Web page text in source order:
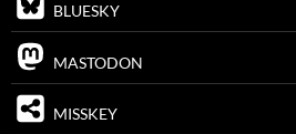
BLUESKY
MASTODON
MISSKEY